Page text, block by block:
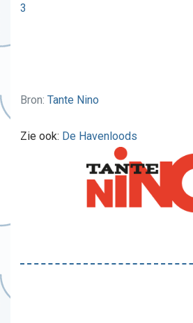
3
Bron: Tante Nino
Zie ook: De Havenloods